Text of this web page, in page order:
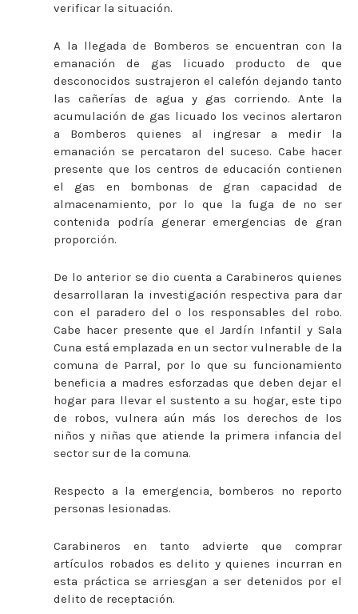
verificar la situación.
A la llegada de Bomberos se encuentran con la
emanación de gas licuado producto de que
desconocidos sustrajeron el calefón dejando tanto
las cañerías de agua y gas corriendo. Ante la
acumulación de gas licuado los vecinos alertaron
a Bomberos quienes al ingresar a medir la
emanación se percataron del suceso. Cabe hacer
presente que los centros de educación contienen
el gas en bombonas de gran capacidad de
almacenamiento, por lo que la fuga de no ser
contenida podría generar emergencias de gran
proporción.
De lo anterior se dio cuenta a Carabineros quienes
desarrollaran la investigación respectiva para dar
con el paradero del o los responsables del robo.
Cabe hacer presente que el Jardín Infantil y Sala
Cuna está emplazada en un sector vulnerable de la
comuna de Parral, por lo que su funcionamiento
beneficia a madres esforzadas que deben dejar el
hogar para llevar el sustento a su hogar, este tipo
de robos, vulnera aún más los derechos de los
niños y niñas que atiende la primera infancia del
sector sur de la comuna.
Respecto a la emergencia, bomberos no reporto
personas lesionadas.
Carabineros en tanto advierte que comprar
artículos robados es delito y quienes incurran en
esta práctica se arriesgan a ser detenidos por el
delito de receptación.